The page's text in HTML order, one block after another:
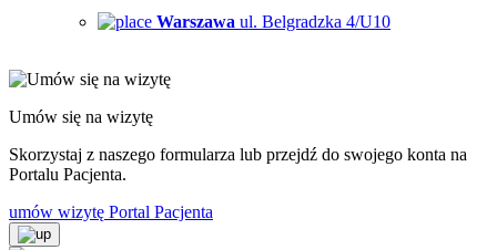
Warszawa ul. Belgradzka 4/U10
Umów się na wizytę
Skorzystaj z naszego formularza lub przejdź do swojego konta na
Portalu Pacjenta.
umów wizytę Portal Pacjenta